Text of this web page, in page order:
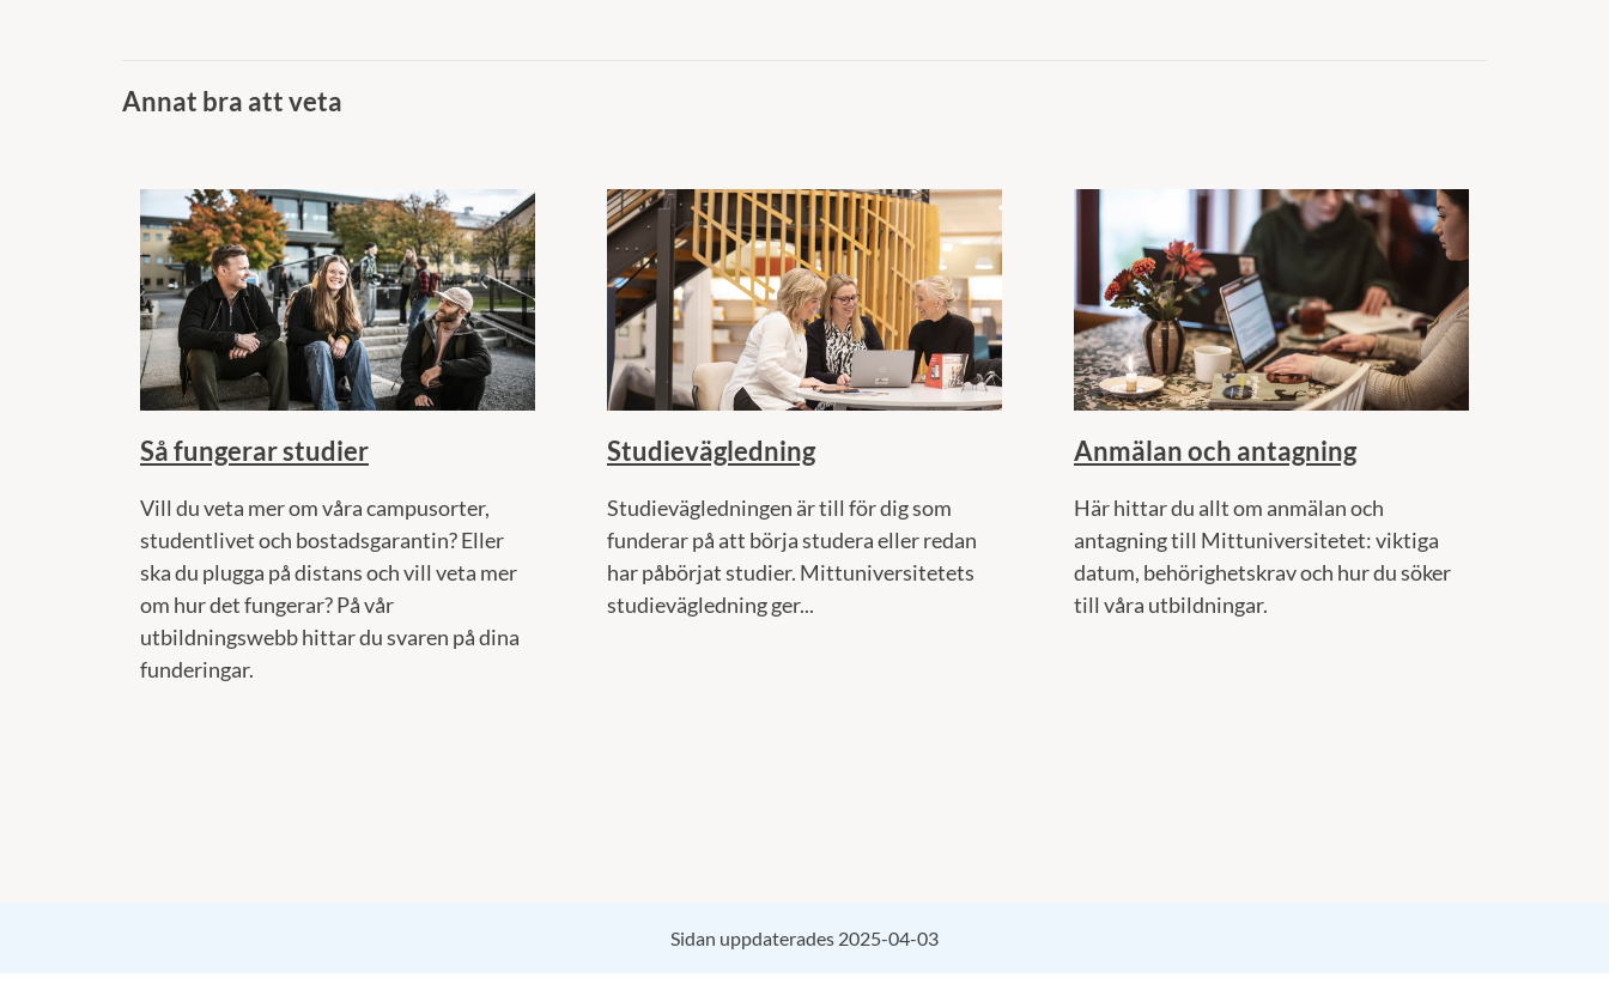
Annat bra att veta
Så fungerar studier
Vill du veta mer om våra campusorter,
studentlivet och bostadsgarantin? Eller
ska du plugga på distans och vill veta mer
om hur det fungerar? På vår
utbildningswebb hittar du svaren på dina
funderingar.
Studievägledning
Studievägledningen är till för dig som
funderar på att börja studera eller redan
har påbörjat studier. Mittuniversitetets
studievägledning ger...
Anmälan och antagning
Här hittar du allt om anmälan och
antagning till Mittuniversitetet: viktiga
datum, behörighetskrav och hur du söker
till våra utbildningar.
Sidan uppdaterades 2025-04-03